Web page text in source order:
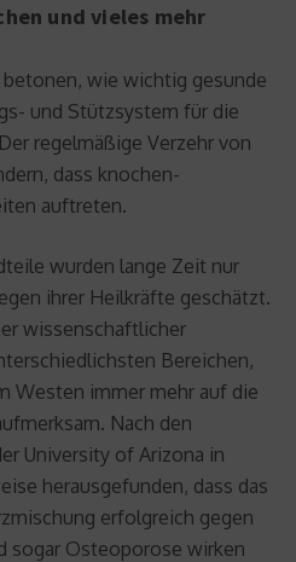
und vieles mehr
wie wichtig gesunde
und Stützsystem für die
regelmäßige Verzehr von
dass knochen-
auftreten.
wurden lange Zeit nur
ihrer Heilkräfte geschätzt.
wissenschaftlicher
Bereichen,
Westen immer mehr auf die
Nach den
University of Arizona in
herausgefunden, dass das
erfolgreich gegen
sogar Osteoporose wirken